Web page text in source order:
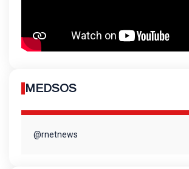
MEDSOS
@rnetnews